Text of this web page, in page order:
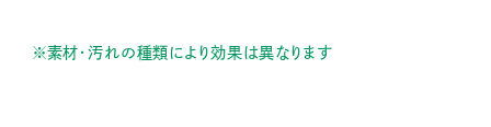
※素材・汚れの種類により効果は異なります